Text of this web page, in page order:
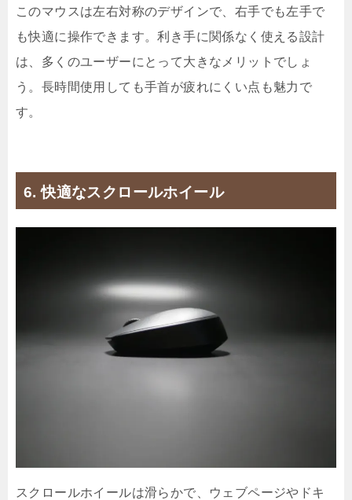
このマウスは左右対称のデザインで、右手でも左手で
も快適に操作できます。利き手に関係なく使える設計
は、多くのユーザーにとって大きなメリットでしょ
う。長時間使用しても手首が疲れにくい点も魅力で
す。
6. 快適なスクロールホイール
スクロールホイールは滑らかで、ウェブページやドキ